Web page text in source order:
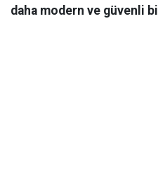
daha modern ve güvenli